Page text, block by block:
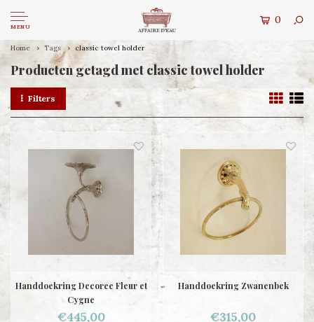
MENU
0
Home Tags classic towel holder
Producten getagd met classic towel holder
Filters
Handdoekring Decoree Fleur et
Cygne
€445,00
Handdoekring Zwanenbek
€315,00